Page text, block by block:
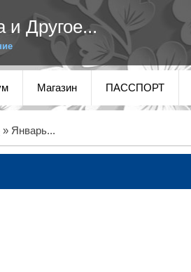
и Другое...
Магазин ПАССПОРТ
» Январь...